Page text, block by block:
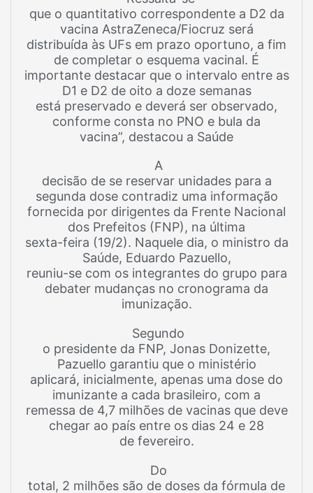
que o quantitativo correspondente a D2 da
vacina AstraZeneca/Fiocruz será
distribuída às UFs em prazo oportuno, a fim
de completar o esquema vacinal. É
importante destacar que o intervalo entre as
D1 e D2 de oito a doze semanas
está preservado e deverá ser observado,
conforme consta no PNO e bula da
vacina”, destacou a Saúde
A
decisão de se reservar unidades para a
segunda dose contradiz uma informação
fornecida por dirigentes da Frente Nacional
dos Prefeitos (FNP), na última
sexta-feira (19/2). Naquele dia, o ministro da
Saúde, Eduardo Pazuello,
reuniu-se com os integrantes do grupo para
debater mudanças no cronograma da
imunização.
Segundo
o presidente da FNP, Jonas Donizette,
Pazuello garantiu que o ministério
aplicará, inicialmente, apenas uma dose do
imunizante a cada brasileiro, com a
remessa de 4,7 milhões de vacinas que deve
chegar ao país entre os dias 24 e 28
de fevereiro.
Do
total, 2 milhões são de doses da fórmula de